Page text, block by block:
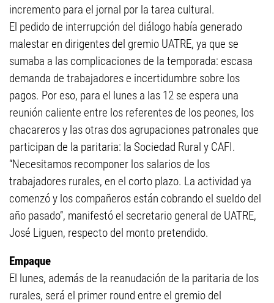
incremento para el jornal por la tarea cultural.
El pedido de interrupción del diálogo había generado
malestar en dirigentes del gremio UATRE, ya que se
sumaba a las complicaciones de la temporada: escasa
demanda de trabajadores e incertidumbre sobre los
pagos. Por eso, para el lunes a las 12 se espera una
reunión caliente entre los referentes de los peones, los
chacareros y las otras dos agrupaciones patronales que
participan de la paritaria: la Sociedad Rural y CAFI.
“Necesitamos recomponer los salarios de los
trabajadores rurales, en el corto plazo. La actividad ya
comenzó y los compañeros están cobrando el sueldo del
año pasado”, manifestó el secretario general de UATRE,
José Liguen, respecto del monto pretendido.
Empaque
El lunes, además de la reanudación de la paritaria de los
rurales, será el primer round entre el gremio del